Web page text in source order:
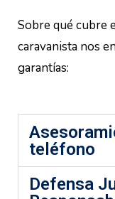
Sobre qué cubre
caravanista nos
garantías:
teléfono
Defensa